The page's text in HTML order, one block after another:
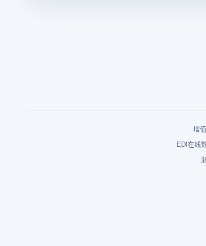
增
EDI在线